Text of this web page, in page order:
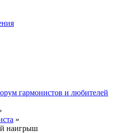
гармонистов и любителей
»
наигрыш